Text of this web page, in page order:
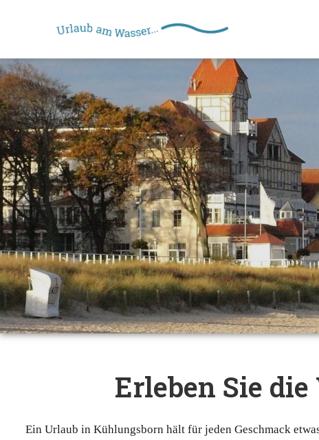
Erleben Sie
Ein Urlaub in Kühlungsborn hält für jeden Geschmack